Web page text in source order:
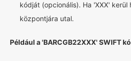
kódját (opcionális). Ha 'XXX'
központjára utal.
Például a 'BARCGB22XXX' SWIFT